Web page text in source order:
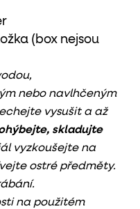
(box nejsou
nebo navlhčeným
vysušit a až
skladujte
vyzkoušejte na
ostré předměty.
na použitém